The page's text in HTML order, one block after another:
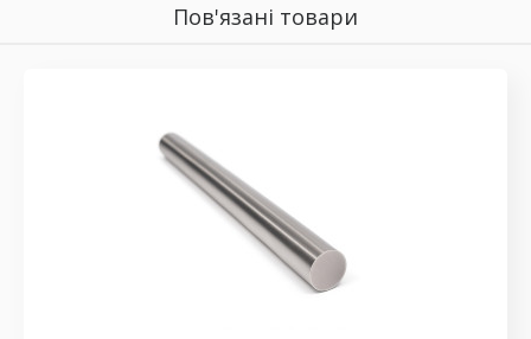
Пов'язані товари